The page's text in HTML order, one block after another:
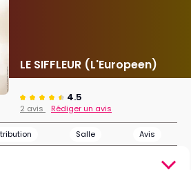
LE SIFFLEUR (L'Europeen)
4.5
2 avis Rédiger un avis
Salle Avis